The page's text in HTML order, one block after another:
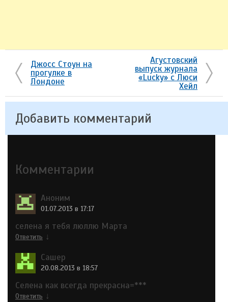
Джосс Стоун на
прогулке в
Лондоне
Агустовский
выпуск журнала
«Lucky» с Люси
Хейл
Добавить комментарий
Комментарии
Аноним
01.07.2013 в 17:17
селена я тебя люллю Марта
Ответить ↓
Сашер
20.08.2013 в 18:57
Селена как всегда прекрасна=***
Ответить ↓